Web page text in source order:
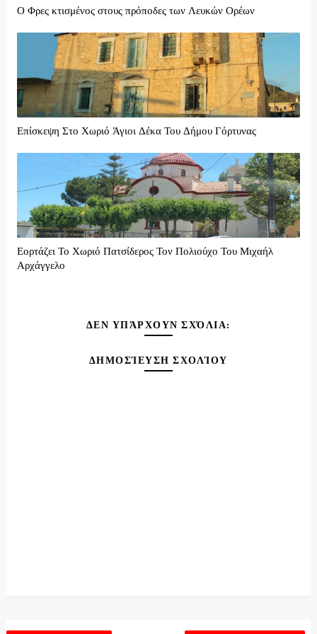
Ο Φρες κτισμένος στους πρόποδες των Λευκών Ορέων
Επίσκεψη Στο Χωριό Άγιοι Δέκα Του Δήμου Γόρτυνας
Εορτάζει Το Χωριό Πατσίδερος Τον Πολιούχο Του Μιχαήλ
Αρχάγγελο
ΔΕΝ ΥΠΆΡΧΟΥΝ ΣΧΌΛΙΑ:
ΔΗΜΟΣΊΕΥΣΗ ΣΧΟΛΊΟΥ